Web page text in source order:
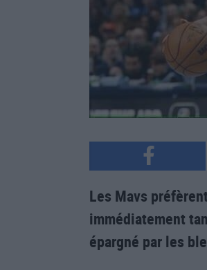
Les Mavs
immédiatement
épargné par les